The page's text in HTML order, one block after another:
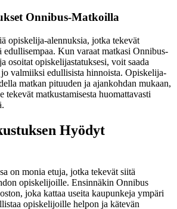
Onnibus-Matkoilla
opiskelija-alennuksia, jotka tekevät
edullisempaa. Kun varaat matkasi Onnibus-
osoitat opiskelijastatuksesi, voit saada
valmiiksi edullisista hinnoista. Opiskelija-
matkan pituuden ja ajankohdan mukaan,
tekevät matkustamisesta huomattavasti
Hyödyt
on monia etuja, jotka tekevät siitä
opiskelijoille. Ensinnäkin Onnibus
joka kattaa useita kaupunkeja ympäri
opiskelijoille helpon ja kätevän